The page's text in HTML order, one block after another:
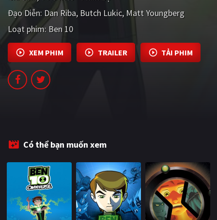
PHIM MỚI
PHIM BỘ
PHIM LẺ
PHIM CHIẾU RẠP
TUYỂN TẬP PHIM
Đạo Diễn: Dan Riba Butch Lukic Matt Youngberg
Loạt phim: Ben 10
XEM PHIM TRAILER TẢI PHIM
Có thể bạn muốn xem